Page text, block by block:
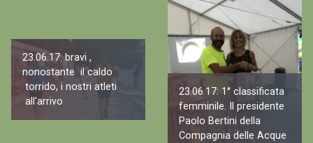
23.06.17: bravi ,
nonostante il caldo
torrido, i nostri atleti
all'arrivo
23.06.17: 1° classificata
femminile. Il presidente
Paolo Bertini della
Compagnia delle Acque